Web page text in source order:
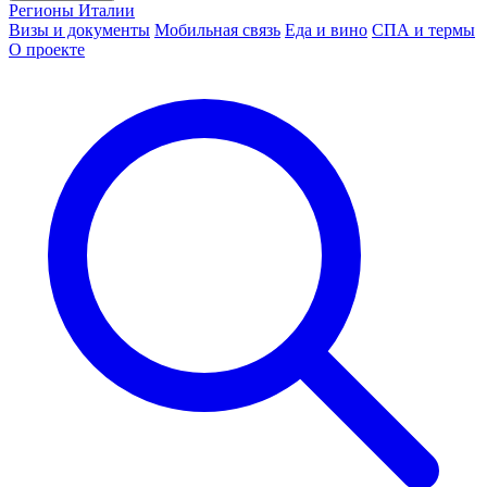
Регионы Италии
Визы и документы Мобильная связь Еда и вино СПА и термы
О проекте